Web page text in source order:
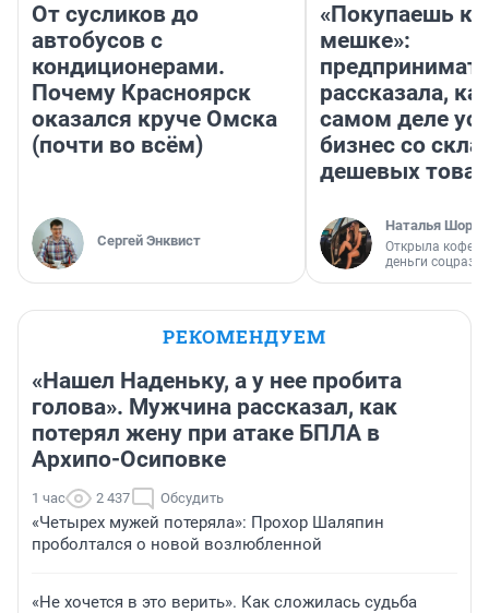
От сусликов до
автобусов с
кондиционерами.
Почему Красноярск
оказался круче Омска
(почти во всём)
Сергей Энквист
«Покупаешь
мешке»:
рассказала,
самом деле
бизнес со
дешевых
Наталья
Открыла
деньги
РЕКОМЕНДУЕМ
«Нашел Наденьку, а у нее пробита
голова». Мужчина рассказал, как
потерял жену при атаке БПЛА в
Архипо-Осиповке
1 час 2 437 Обсудить
«Четырех мужей потеряла»: Прохор Шаляпин
проболтался о новой возлюбленной
«Не хочется в это верить». Как сложилась судьба